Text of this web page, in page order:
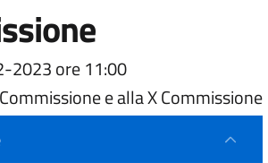
2023 ore 11:00
e alla X Commissione